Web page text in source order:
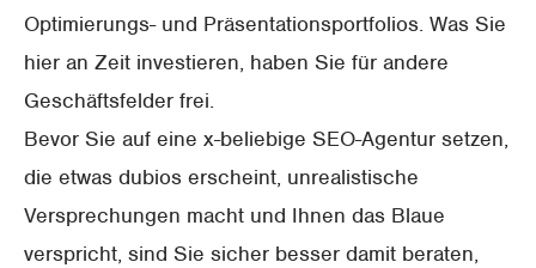
Optimierungs- und Präsentationsportfolios. Was Sie
hier an Zeit investieren, haben Sie für andere
Geschäftsfelder frei.
Bevor Sie auf eine x-beliebige SEO-Agentur setzen,
die etwas dubios erscheint, unrealistische
Versprechungen macht und Ihnen das Blaue
verspricht, sind Sie sicher besser damit beraten,